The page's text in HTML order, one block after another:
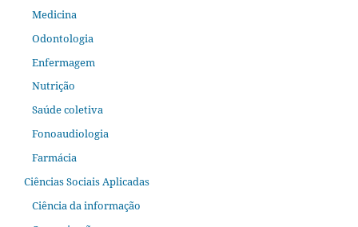
Medicina
Odontologia
Enfermagem
Nutrição
Saúde coletiva
Fonoaudiologia
Farmácia
Ciências Sociais Aplicadas
Ciência da informação